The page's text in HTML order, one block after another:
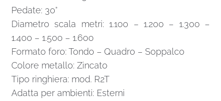
Pedate: 30°
Diametro scala metri: 1.100 – 1.200 – 1.300 –
1.400 – 1.500 – 1.600
Formato foro: Tondo – Quadro – Soppalco
Colore metallo: Zincato
Tipo ringhiera: mod. R2T
Adatta per ambienti: Esterni